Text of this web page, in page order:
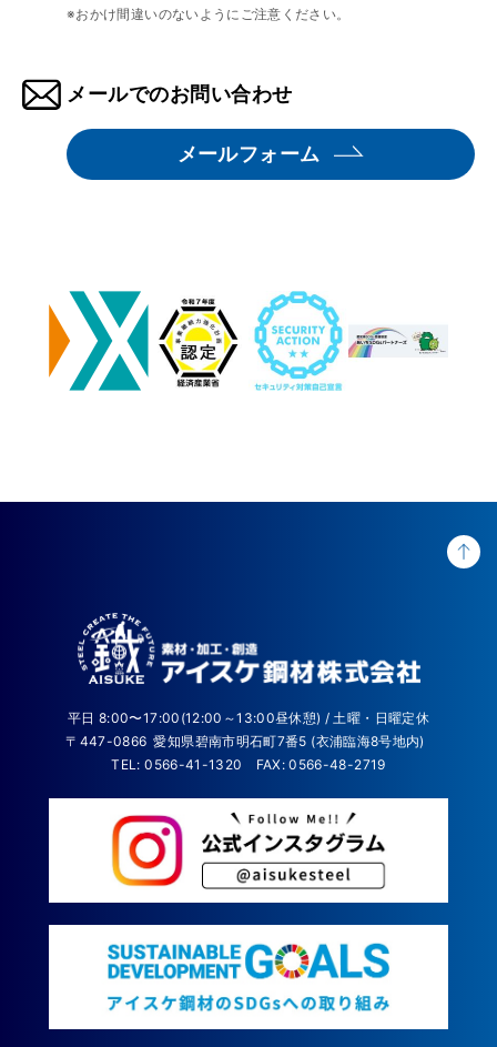
※おかけ間違いのないようにご注意ください。
メールでのお問い合わせ
メールフォーム
平日 8:00〜17:00(12:00～13:00昼休憩) / 土曜・日曜定休
〒447-0866 愛知県碧南市明石町7番5 (衣浦臨海8号地内)
TEL: 0566-41-1320
FAX: 0566-48-2719